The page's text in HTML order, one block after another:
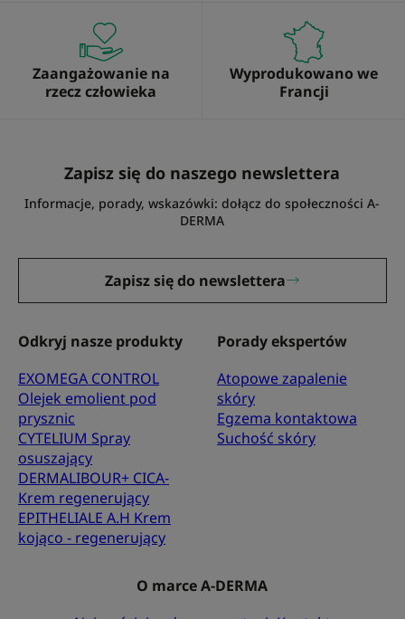
Zapisz się na nasz
Zaangażowanie na
rzecz człowieka
Wyprodukowano we
Francji
Zapisz się do naszego newslettera
Informacje, porady, wskazówki: dołącz do społeczności A-
DERMA
Zapisz się do newslettera
Odkryj nasze produkty
EXOMEGA CONTROL
Olejek emolient pod
prysznic
CYTELIUM Spray
osuszający
DERMALIBOUR+ CICA-
Krem regenerujący
EPITHELIALE A.H Krem
kojąco - regenerujący
Porady ekspertów
Atopowe zapalenie
skóry
Egzema kontaktowa
Suchość skóry
O marce A-DERMA